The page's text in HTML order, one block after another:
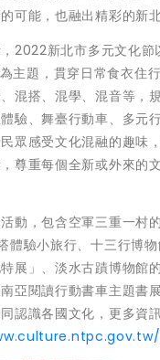
可能，也融出精彩的新北
2022新北市多元文化節
題，貫穿日常食衣住行
混搭、混學、混音等，
驗、舞臺行動車、多元
眾感受文化混融的趣味
尊重每個全新或外來的
動，包含空軍三重一村
體驗小旅行、十三行博
展」、淡水古蹟博物館
亞閱讀行動書車主題書
認識各國文化，更多資